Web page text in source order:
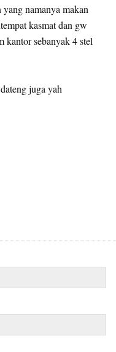
namanya makan
kasmat dan gw
kantor sebanyak 4 stel
juga yah